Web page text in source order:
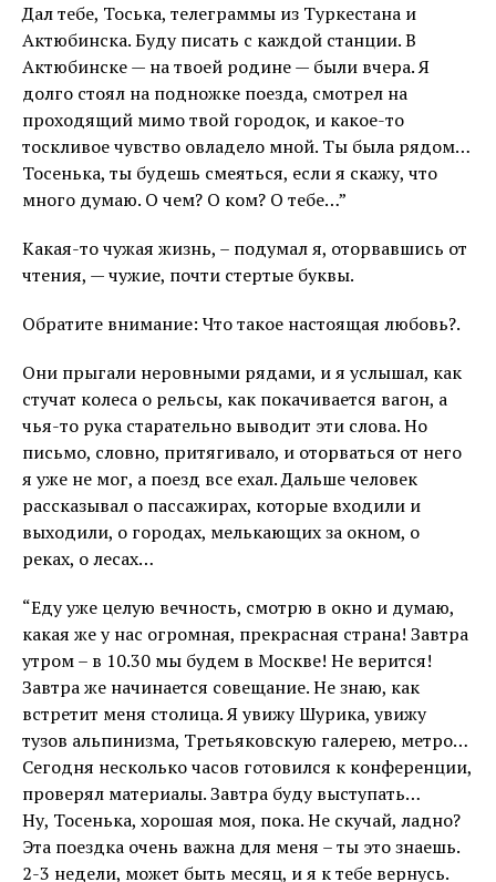
Дал тебе, Тоська, телеграммы из Туркестана и
Актюбинска. Буду писать с каждой станции. В
Актюбинске — на твоей родине — были вчера. Я
долго стоял на подножке поезда, смотрел на
проходящий мимо твой городок, и какое-то
тоскливое чувство овладело мной. Ты была рядом…
Тосенька, ты будешь смеяться, если я скажу, что
много думаю. О чем? О ком? О тебе…”
Какая-то чужая жизнь, – подумал я, оторвавшись от
чтения, — чужие, почти стертые буквы.
Обратите внимание: Что такое настоящая любовь?.
Они прыгали неровными рядами, и я услышал, как
стучат колеса о рельсы, как покачивается вагон, а
чья-то рука старательно выводит эти слова. Но
письмо, словно, притягивало, и оторваться от него
я уже не мог, а поезд все ехал. Дальше человек
рассказывал о пассажирах, которые входили и
выходили, о городах, мелькающих за окном, о
реках, о лесах…
“Еду уже целую вечность, смотрю в окно и думаю,
какая же у нас огромная, прекрасная страна! Завтра
утром – в 10.30 мы будем в Москве! Не верится!
Завтра же начинается совещание. Не знаю, как
встретит меня столица. Я увижу Шурика, увижу
тузов альпинизма, Третьяковскую галерею, метро…
Сегодня несколько часов готовился к конференции,
проверял материалы. Завтра буду выступать…
Ну, Тосенька, хорошая моя, пока. Не скучай, ладно?
Эта поездка очень важна для меня – ты это знаешь.
2-3 недели, может быть месяц, и я к тебе вернусь.